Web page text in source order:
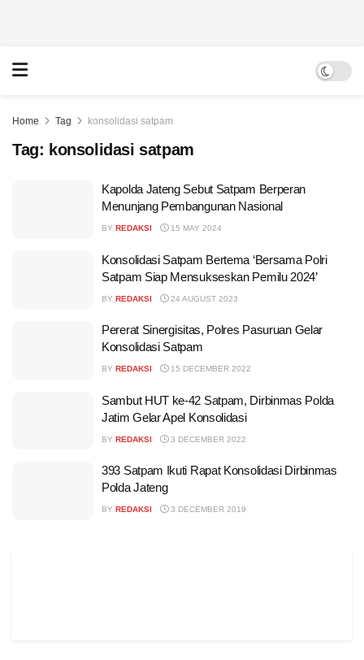
Home Tag konsolidasi satpam
Tag: konsolidasi satpam
Kapolda Jateng Sebut Satpam Berperan
Menunjang Pembangunan Nasional
BY REDAKSI 15 MAY 2024
Konsolidasi Satpam Bertema ‘Bersama Polri
Satpam Siap Mensukseskan Pemilu 2024’
BY REDAKSI 24 AUGUST 2023
Pererat Sinergisitas, Polres Pasuruan Gelar
Konsolidasi Satpam
BY REDAKSI 15 DECEMBER 2022
Sambut HUT ke-42 Satpam, Dirbinmas Polda
Jatim Gelar Apel Konsolidasi
BY REDAKSI 3 DECEMBER 2022
393 Satpam Ikuti Rapat Konsolidasi Dirbinmas
Polda Jateng
BY REDAKSI 3 DECEMBER 2019